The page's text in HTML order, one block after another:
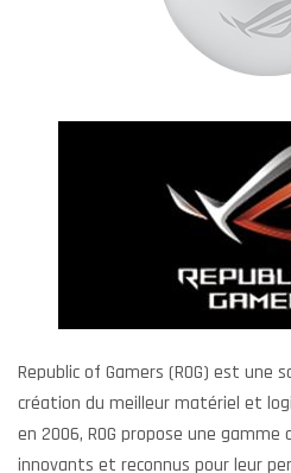
Republic of Gamers (ROG) est une
création du meilleur matériel et
en 2006, ROG propose une
innovants et reconnus pour leur